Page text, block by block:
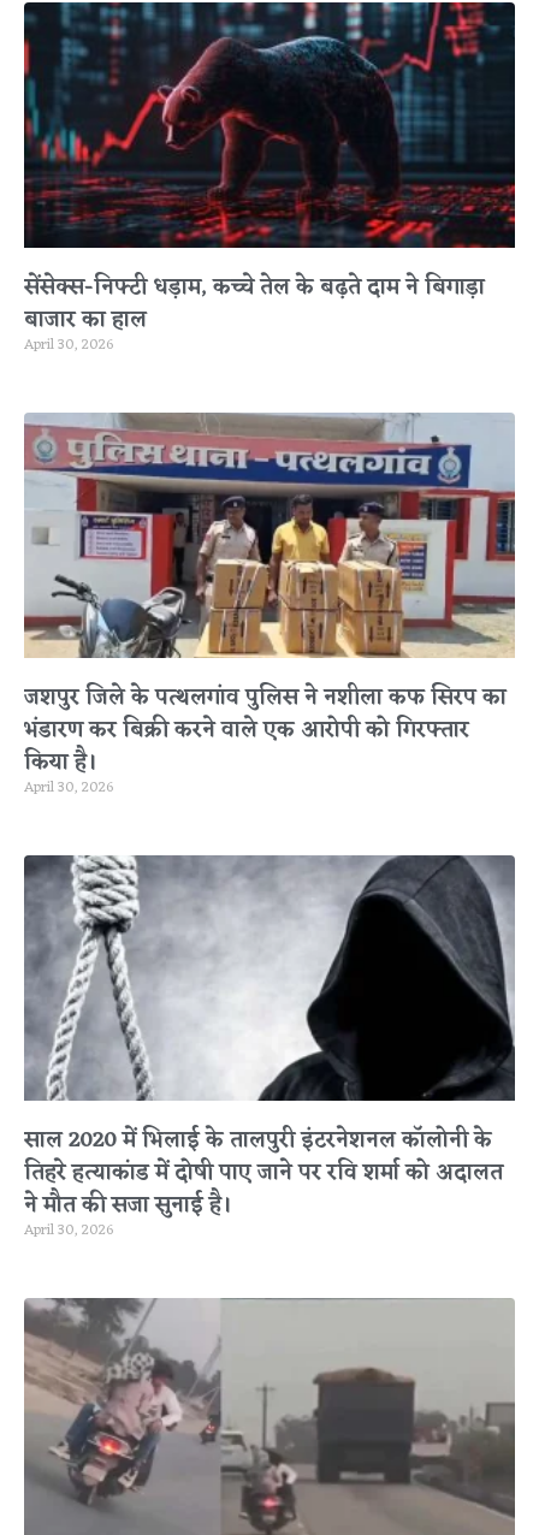
सेंसेक्स-निफ्टी धड़ाम, कच्चे तेल के बढ़ते दाम ने बिगाड़ा
बाजार का हाल
April 30, 2026
जशपुर जिले के पत्थलगांव पुलिस ने नशीला कफ सिरप का
भंडारण कर बिक्री करने वाले एक आरोपी को गिरफ्तार
किया है।
April 30, 2026
साल 2020 में भिलाई के तालपुरी इंटरनेशनल कॉलोनी के
तिहरे हत्याकांड में दोषी पाए जाने पर रवि शर्मा को अदालत
ने मौत की सजा सुनाई है।
April 30, 2026